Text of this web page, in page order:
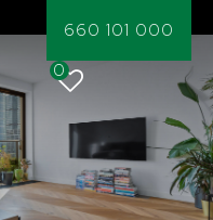
660 101 000
0